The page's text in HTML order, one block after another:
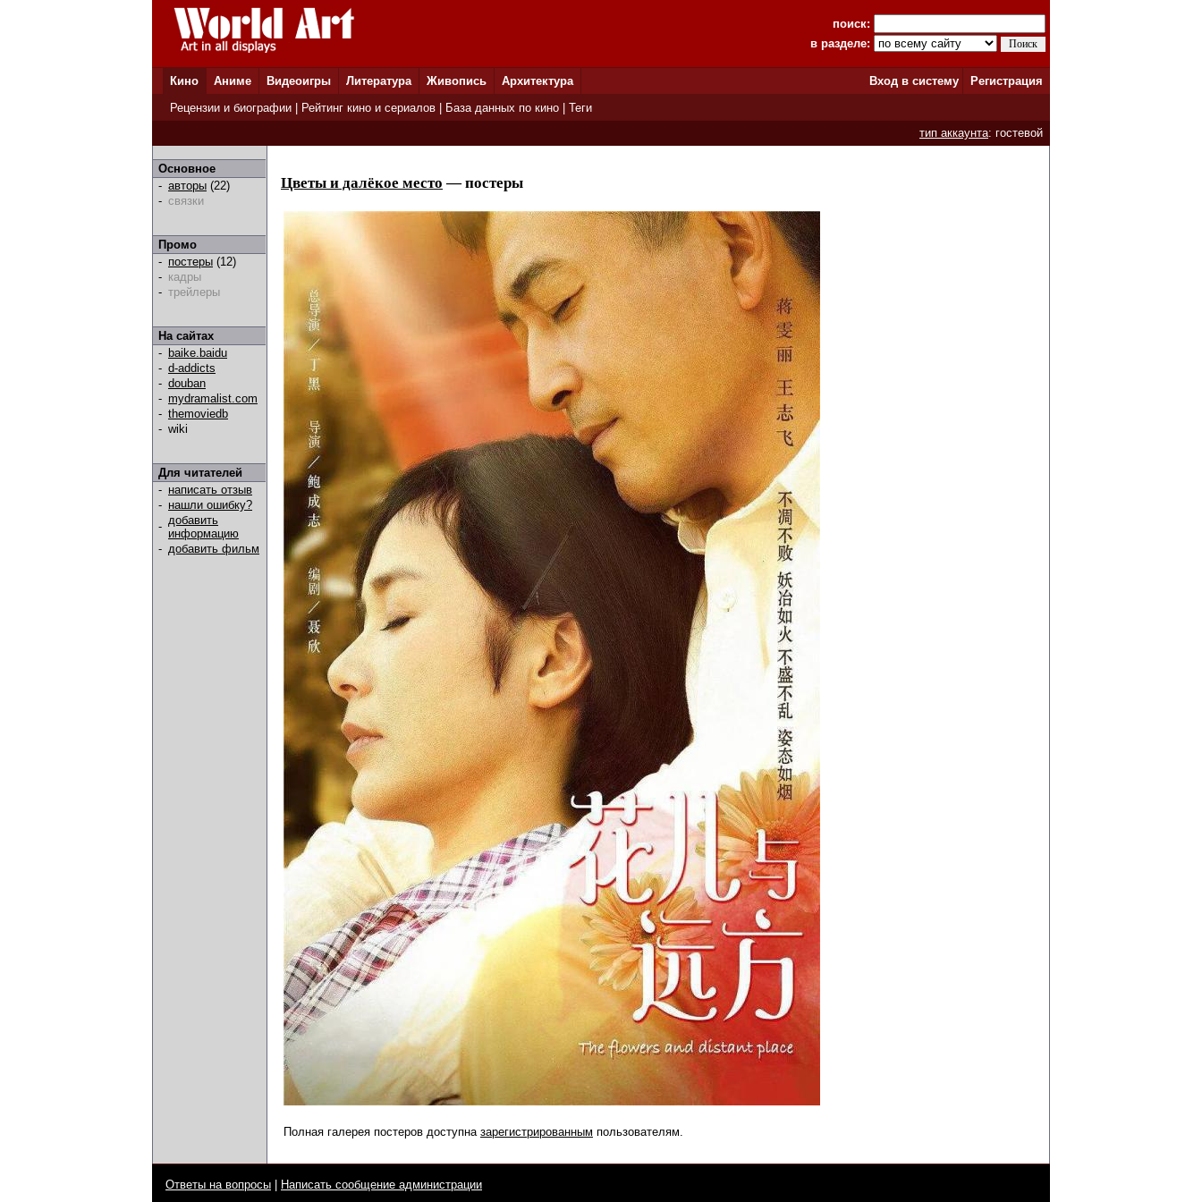
поиск:
в разделе:
Кино Аниме Видеоигры Литература Живопись Архитектура Вход в систему
Регистрация
Рецензии и биографии
Рейтинг кино и сериалов База данных по кино
Теги
тип аккаунта: гостевой
Основное
- авторы (22)
- связки
Промо
- постеры (12)
- кадры
- трейлеры
На сайтах
- baike.baidu
- d-addicts
- douban
- mydramalist.com
- themoviedb
- wiki
Для читателей
- написать отзыв
- нашли ошибку?
- добавить
информацию
- добавить фильм
Цветы и далёкое место — постеры
Полная галерея постеров доступна зарегистрированным пользователям.
Ответы на вопросы Написать сообщение администрации